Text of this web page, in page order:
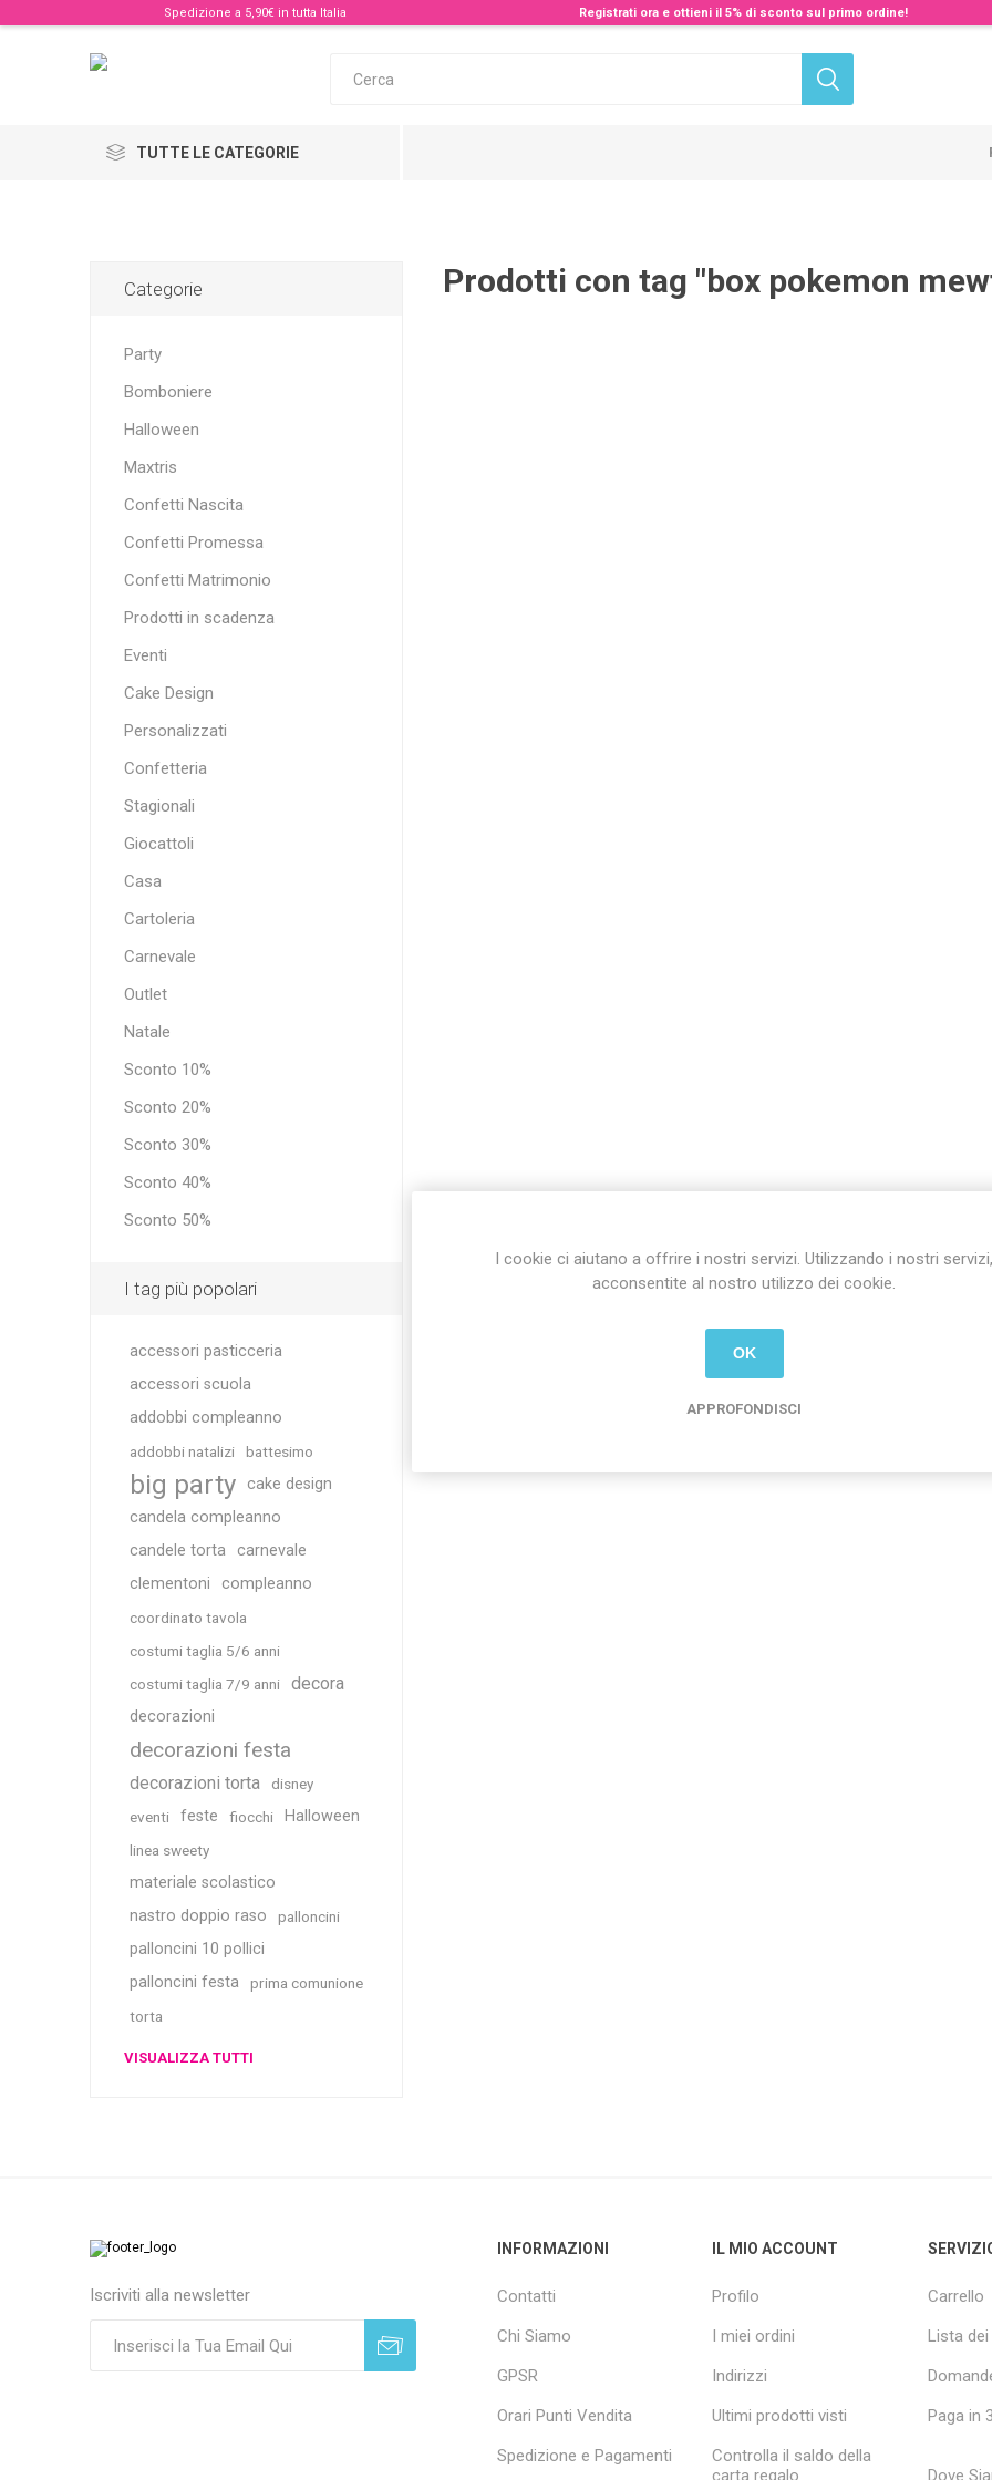
Spedizione a 5,90€ in tutta Italia Registrati ora e ottieni il 5% di sconto sul primo ordine!
TUTTE LE CATEGORIE
Prodotti con tag "box pokemon
Categorie
Party
Bomboniere
Halloween
Maxtris
Confetti Nascita
Confetti Promessa
Confetti Matrimonio
Prodotti in scadenza
Eventi
Cake Design
Personalizzati
Confetteria
Stagionali
Giocattoli
Casa
Cartoleria
Carnevale
Outlet
Natale
Sconto 10%
Sconto 20%
Sconto 30%
Sconto 40%
Sconto 50%
I tag più popolari
accessori pasticceria
accessori scuola
addobbi compleanno
addobbi natalizi battesimo
big party
cake design
candela compleanno
candele torta
carnevale
clementoni
compleanno
coordinato tavola
costumi taglia 5/6 anni
costumi taglia 7/9 anni
decora
decorazioni
decorazioni festa
decorazioni torta
disney
eventi
feste fiocchi Halloween
linea sweety
materiale scolastico
nastro doppio raso
palloncini
palloncini 10 pollici
palloncini festa
prima comunione
torta
VISUALIZZA TUTTI
Iscriviti alla newsletter
INFORMAZIONI
Contatti
Chi Siamo
GPSR
Orari Punti Vendita
Spedizione e Pagamenti
IL MIO ACCOUNT
Profilo
I miei ordini
Indirizzi
Ultimi prodotti visti
Controlla il saldo della
carta regalo
Carrello
Lista
Paga in
Dove
I cookie ci aiutano a offrire i nostri servizi. Utilizzando i nostri servizi,
acconsentite al nostro utilizzo dei cookie.
OK
APPROFONDISCI